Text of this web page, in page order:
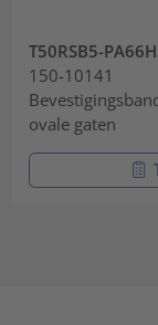
T50RSB5-
150-10141
ovale gaten